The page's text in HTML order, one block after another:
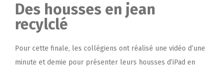
Des housses en jean
recylclé
Pour cette finale, les collégiens ont réalisé une vidéo d’une
minute et demie pour présenter leurs housses d’iPad en